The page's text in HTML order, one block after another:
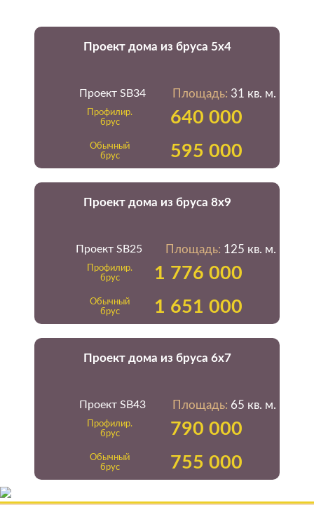
Проект дома из бруса 5х4
Проект SB34 Площадь: 31 кв. м.
Профилир.
брус
640 000
Обычный
брус
595 000
Проект дома из бруса 8х9
Проект SB25 Площадь: 125 кв. м.
Профилир.
брус
1 776 000
Обычный
брус
1 651 000
Проект дома из бруса 6х7
Проект SB43 Площадь: 65 кв. м.
Профилир.
брус
790 000
Обычный
брус
755 000